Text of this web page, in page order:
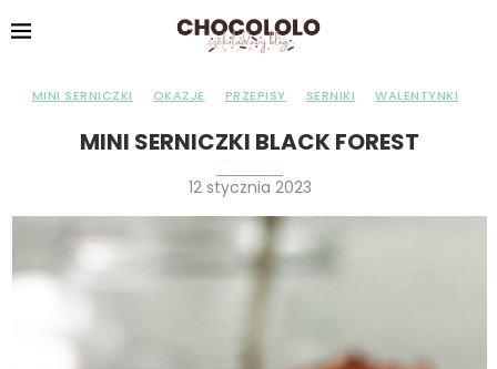
MINI SERNICZKI OKAZJE PRZEPISY SERNIKI WALENTYNKI
MINI SERNICZKI BLACK FOREST
12 stycznia 2023